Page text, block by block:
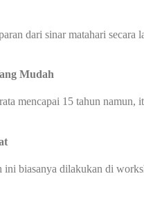
dari sinar matahari
Mudah
mencapai 15 tahun namun,
ini biasanya dilakukan di